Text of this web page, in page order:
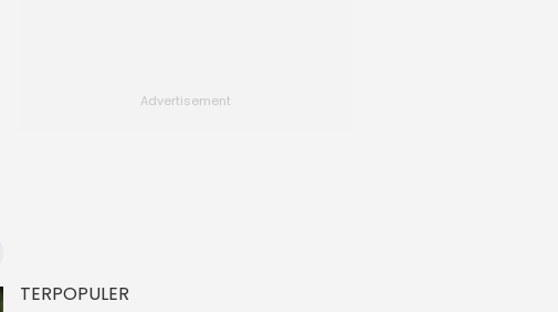
TERPOPULER